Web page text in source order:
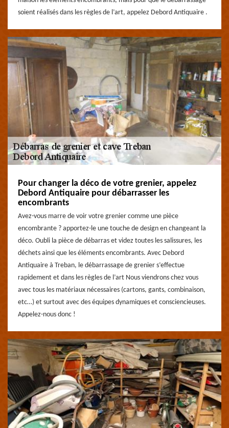
soient réalisés dans les règles de l’art, appelez Debord Antiquaire .
Pour changer la déco de votre grenier, appelez
Debord Antiquaire pour débarrasser les
encombrants
Avez-vous marre de voir votre grenier comme une pièce
encombrante ? apportez-le une touche de design en changeant la
déco. Oubli la pièce de débarras et videz toutes les salissures, les
déchets ainsi que les éléments encombrants. Avec Debord
Antiquaire à Treban, le débarrassage de grenier s’effectue
rapidement et dans les règles de l’art Nous viendrons chez vous
avec tous les matériaux nécessaires (cartons, gants, combinaison,
etc…) et surtout avec des équipes dynamiques et consciencieuses.
Appelez-nous donc !